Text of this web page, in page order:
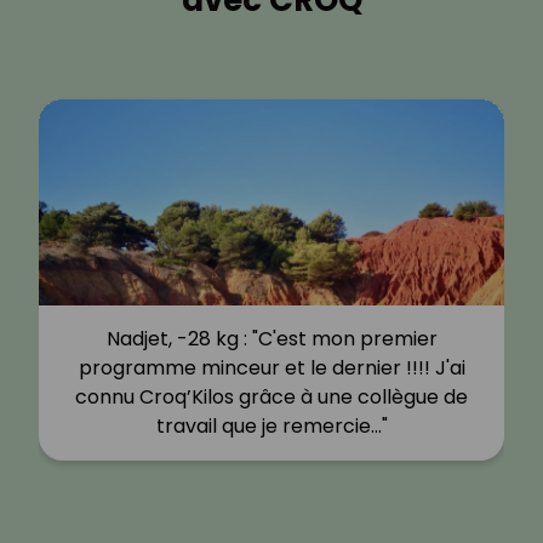
Nadjet, -28 kg : "C'est mon premier
programme minceur et le dernier !!!! J'ai
connu Croq’Kilos grâce à une collègue de
travail que je remercie…"